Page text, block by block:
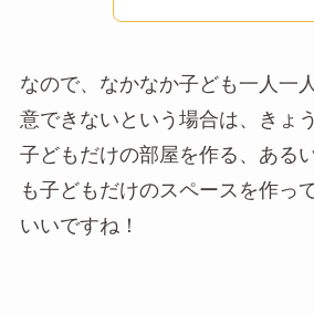
なので、なかなか子ども一人一
意できないという場合は、きょ
子どもだけの部屋を作る、ある
も子どもだけのスペースを作っ
いいですね！